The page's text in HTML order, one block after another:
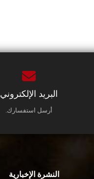
البريد الإلكتروني
أرسل استفسارك.
النشرة الإخبارية